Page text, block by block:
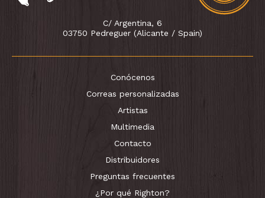
C/ Argentina, 6
03750 Pedreguer (Alicante / Spain)
Conócenos
Correas personalizadas
Artistas
Multimedia
Contacto
Distribuidores
Preguntas frecuentes
¿Por qué Righton?